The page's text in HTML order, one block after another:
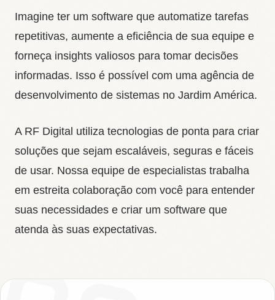
Imagine ter um software que automatize tarefas
repetitivas, aumente a eficiência de sua equipe e
forneça insights valiosos para tomar decisões
informadas. Isso é possível com uma agência de
desenvolvimento de sistemas no Jardim América.
A RF Digital utiliza tecnologias de ponta para criar
soluções que sejam escaláveis, seguras e fáceis
de usar. Nossa equipe de especialistas trabalha
em estreita colaboração com você para entender
suas necessidades e criar um software que
atenda às suas expectativas.